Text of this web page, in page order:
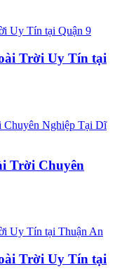
Trời Uy Tín tại
Trời Chuyên
Trời Uy Tín tại